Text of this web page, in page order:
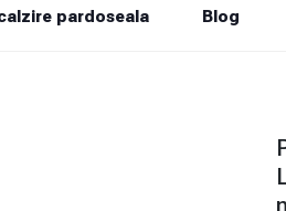
pardoseala Blog